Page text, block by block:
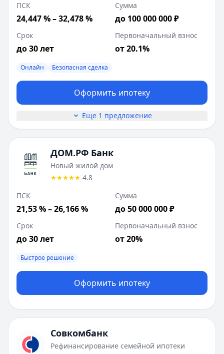
ПСК
24,447 % – 32,478 %
Сумма
до 100 000 000 ₽
Срок
до 30 лет
Первоначальный взнос
от 20.1%
Онлайн Безопасная сделка
Оформить ипотеку
Еще 1 предложение
ДОМ.РФ Банк
Новый жилой дом
4.8
ПСК
21,53 % – 26,166 %
Сумма
до 50 000 000 ₽
Срок
до 30 лет
Первоначальный взнос
от 20%
Быстрое решение
Оформить ипотеку
Совкомбанк
Рефинансирование семейной ипотеки